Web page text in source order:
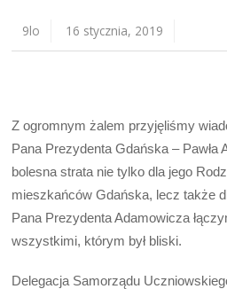
9lo 16 stycznia, 2019
Z ogromnym żalem przyjęliśmy
Pana Prezydenta Gdańska – Pawła
bolesna strata nie tylko dla jego
mieszkańców Gdańska, lecz także
Pana Prezydenta Adamowicza
wszystkimi, którym był bliski.
Delegacja Samorządu